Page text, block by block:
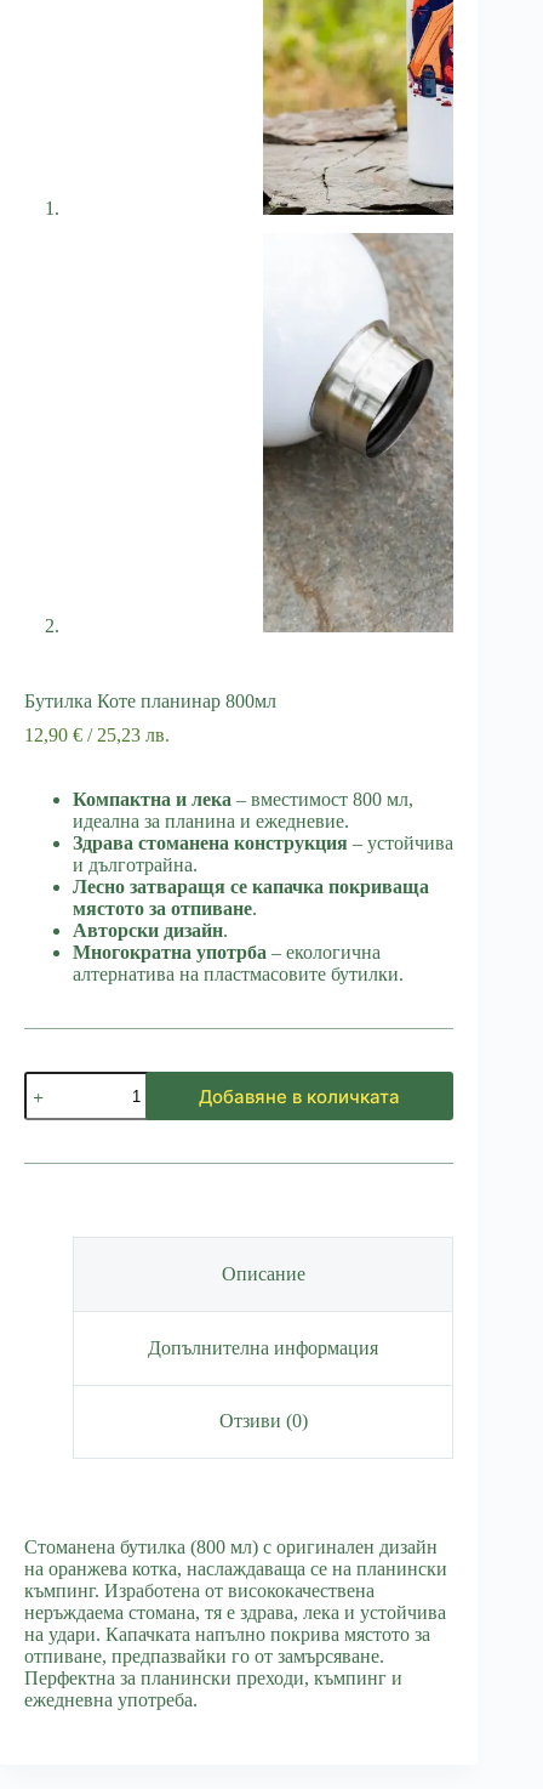
Бутилка Коте планинар 800мл
12,90 € / 25,23 лв.
Компактна и лека – вместимост 800 мл,
идеална за планина и ежедневие.
Здрава стоманена конструкция – устойчива
и дълготрайна.
Лесно затваращя се капачка покриваща
мястото за отпиване.
Авторски дизайн.
Многократна употрба – екологична
алтернатива на пластмасовите бутилки.
количество
за
Бутилка
планинар
Добавяне в количката
Описание
Допълнителна информация
Отзиви (0)
Стоманена бутилка (800 мл) с оригинален дизайн
на оранжева котка, наслаждаваща се на планински
къмпинг. Изработена от висококачествена
неръждаема стомана, тя е здрава, лека и устойчива
на удари. Капачката напълно покрива мястото за
отпиване, предпазвайки го от замърсяване.
Перфектна за планински преходи, къмпинг и
ежедневна употреба.